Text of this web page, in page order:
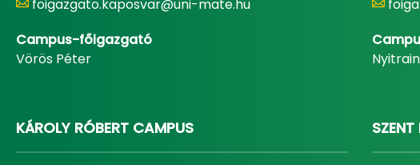
foigazgato.kaposvar@uni-mate.hu
Campus-főigazgató
Vörös Péter
KÁROLY RÓBERT CAMPUS